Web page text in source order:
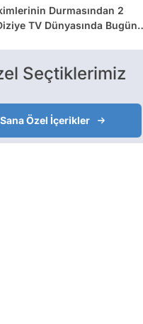
Durmasından 2
TV Dünyasında Bugün
Seçtiklerimiz
Özel İçerikler